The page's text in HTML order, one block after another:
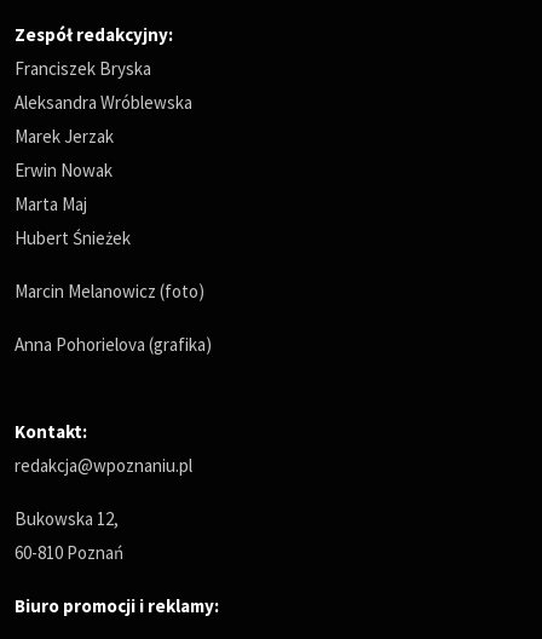
Zespół redakcyjny:
Franciszek Bryska
Aleksandra Wróblewska
Marek Jerzak
Erwin Nowak
Marta Maj
Hubert Śnieżek
Marcin Melanowicz (foto)
Anna Pohorielova (grafika)
Kontakt:
redakcja@wpoznaniu.pl
Bukowska 12,
60-810 Poznań
Biuro promocji i reklamy: